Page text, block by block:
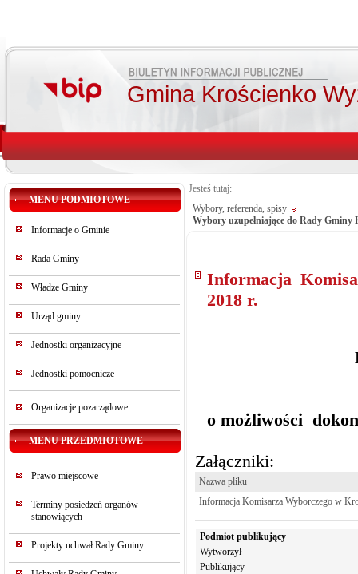
Gmina Krościenko
MENU PODMIOTOWE
Informacje o Gminie
Rada Gminy
Władze Gminy
Urząd gminy
Jednostki organizacyjne
Jednostki pomocnicze
Organizacje pozarządowe
MENU PRZEDMIOTOWE
Prawo miejscowe
Terminy posiedzeń organów
stanowiących
Projekty uchwał Rady Gminy
Jesteś tutaj:
Wybory, referenda, spisy
Wybory uzupełniające do Rady Gminy
Informacja
2018 r.
o możliwości
Załączniki:
Nazwa pliku
Informacja Komisarza Wyborczego w
Podmiot publikujący
Wytworzył
Publikujący